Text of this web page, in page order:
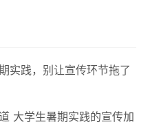
实践，别让宣传环节拖了
大学生暑期实践的宣传加